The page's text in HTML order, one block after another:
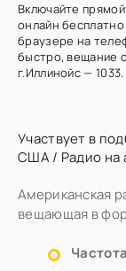
Включайте
онлайн
браузере на
быстро, вещание
г.Иллинойс — 1033.
Участвует в
США / Радио на
Американская
вещающая в